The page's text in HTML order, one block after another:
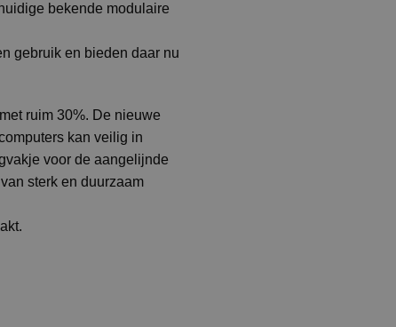
bekende modulaire
gebruik en bieden daar nu
ruim 30%. De nieuwe
kan veilig in
voor de aangelijnde
sterk en duurzaam